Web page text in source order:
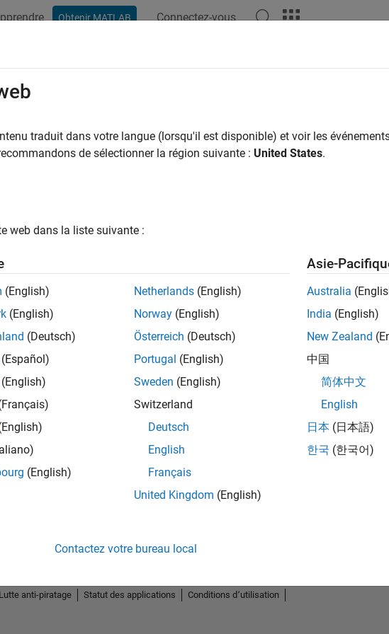
Obtenir MATLAB Connectez-vous
a| Actif depuis 2015
traduit dans votre langue (lorsqu'il est disponible) et voir les
de sélectionner la région suivante : United States.
web dans la liste suivante :
(English)
(English)
(Deutsch)
(Español)
(English)
(English)
Netherlands (English)
Norway (English)
Österreich (Deutsch)
Portugal (English)
Sweden (English)
Switzerland
Deutsch
English
Français
United Kingdom (English)
Asie-
Australia
India (English)
New Zealand
中国
简体中文
English
日本 (日本語)
한국 (한국어)
Contactez votre bureau local
Lutte anti-piratage Statut des applications
Conditions d՚utilisation